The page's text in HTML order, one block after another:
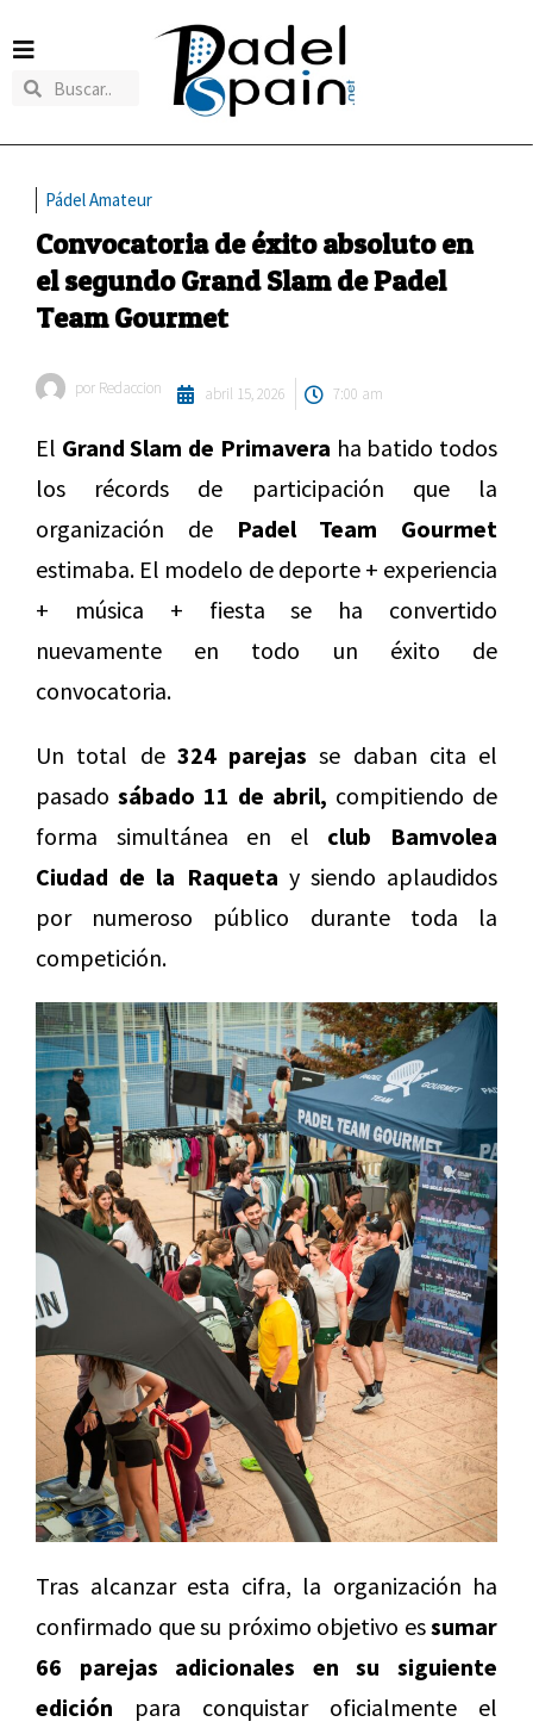
Pádel Amateur
Convocatoria de éxito absoluto en
el segundo Grand Slam de Padel
Team Gourmet
por Redaccion abril 15, 2026 7:00 am
El Grand Slam de Primavera ha batido todos
los récords de participación que la
organización de Padel Team Gourmet
estimaba. El modelo de deporte + experiencia
+ música + fiesta se ha convertido
nuevamente en todo un éxito de
convocatoria.
Un total de 324 parejas se daban cita el
pasado sábado 11 de abril, compitiendo de
forma simultánea en el club Bamvolea
Ciudad de la Raqueta y siendo aplaudidos
por numeroso público durante toda la
competición.
Tras alcanzar esta cifra, la organización ha
confirmado que su próximo objetivo essumar
66 parejas adicionales en su siguiente
edición para conquistar oficialmente el